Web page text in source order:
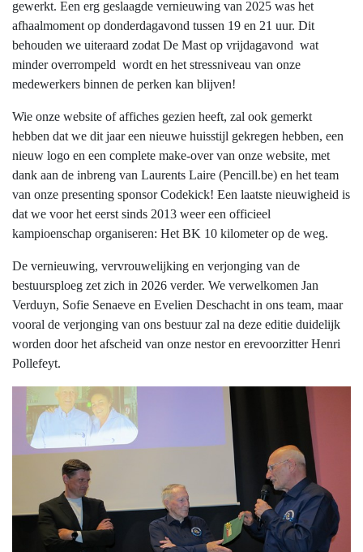
gewerkt. Een erg geslaagde vernieuwing van 2025 was het
afhaalmoment op donderdagavond tussen 19 en 21 uur. Dit
behouden we uiteraard zodat De Mast op vrijdagavond wat
minder overrompeld wordt en het stressniveau van onze
medewerkers binnen de perken kan blijven!
Wie onze website of affiches gezien heeft, zal ook gemerkt
hebben dat we dit jaar een nieuwe huisstijl gekregen hebben, een
nieuw logo en een complete make-over van onze website, met
dank aan de inbreng van Laurents Laire (Pencill.be) en het team
van onze presenting sponsor Codekick! Een laatste nieuwigheid is
dat we voor het eerst sinds 2013 weer een officieel
kampioenschap organiseren: Het BK 10 kilometer op de weg.
De vernieuwing, vervrouwelijking en verjonging van de
bestuursploeg zet zich in 2026 verder. We verwelkomen Jan
Verduyn, Sofie Senaeve en Evelien Deschacht in ons team, maar
vooral de verjonging van ons bestuur zal na deze editie duidelijk
worden door het afscheid van onze nestor en erevoorzitter Henri
Pollefeyt.